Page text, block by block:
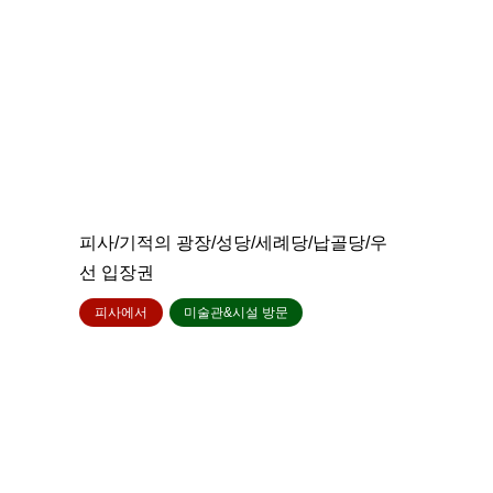
피사/기적의 광장/성당/세례당/납골당/우
선 입장권
피사에서 미술관&시설 방문